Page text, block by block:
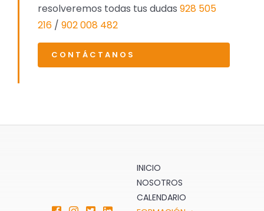
resolveremos todas tus dudas 928 505
216/ 902 008 482
CONTÁCTANOS
INICIO
NOSOTROS
CALENDARIO